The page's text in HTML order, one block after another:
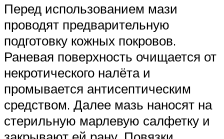
Перед использованием мази
проводят предварительную
подготовку кожных покровов.
Раневая поверхность очищается от
некротического налёта и
промывается антисептическим
средством. Далее мазь наносят на
стерильную марлевую салфетку и